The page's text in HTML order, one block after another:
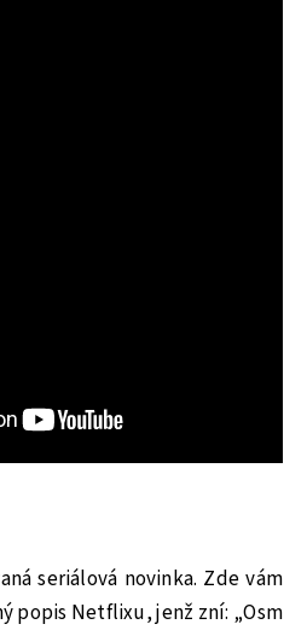
seriálová novinka. Zde vám
popis Netflixu, jenž zní: „Osm